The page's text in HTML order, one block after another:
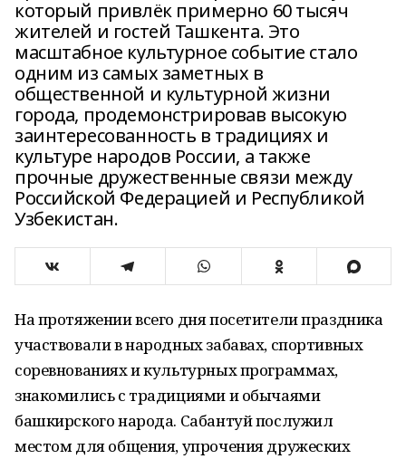
который привлёк примерно 60 тысяч
жителей и гостей Ташкента. Это
масштабное культурное событие стало
одним из самых заметных в
общественной и культурной жизни
города, продемонстрировав высокую
заинтересованность в традициях и
культуре народов России, а также
прочные дружественные связи между
Российской Федерацией и Республикой
Узбекистан.
На протяжении всего дня посетители праздника
участвовали в народных забавах, спортивных
соревнованиях и культурных программах,
знакомились с традициями и обычаями
башкирского народа. Сабантуй послужил
местом для общения, упрочения дружеских